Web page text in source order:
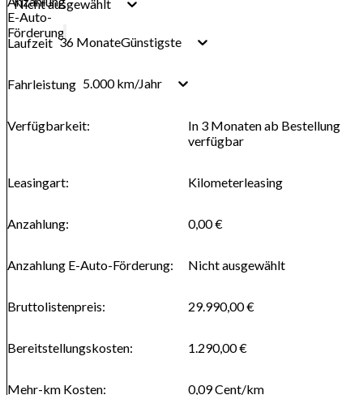
E-Auto-
Förderung
Nicht ausgewählt
Laufzeit 36 MonateGünstigste
Fahrleistung 5.000 km/Jahr
Verfügbarkeit:
In 3 Monaten ab Bestellung
verfügbar
Leasingart: Kilometerleasing
Anzahlung: 0,00 €
Anzahlung E-Auto-Förderung: Nicht ausgewählt
Bruttolistenpreis: 29.990,00 €
Bereitstellungskosten: 1.290,00 €
Mehr-km Kosten: 0,09Cent/km